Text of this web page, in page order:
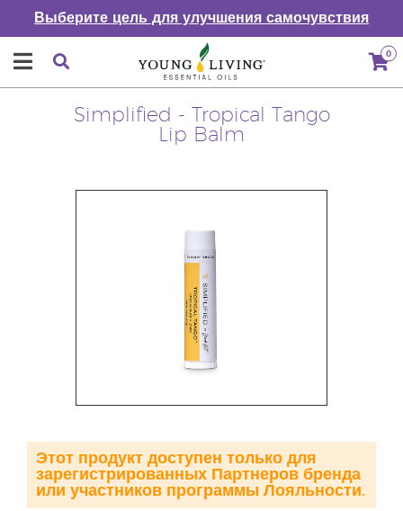
Выберите цель для улучшения самочувствия
0
Simplified - Tropical Tango
Lip Balm
Этот продукт доступен только для
зарегистрированных Партнеров бренда
или участников программы Лояльности.